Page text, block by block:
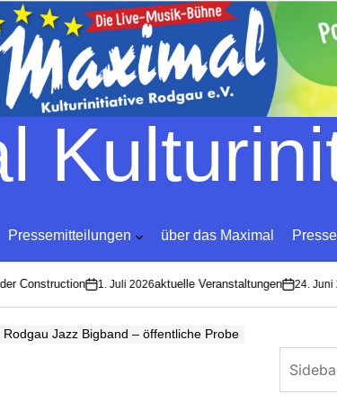
Skip
to
content
Pressemitteilungen über das Maximal
Constructionon
1. Juli 2026aktuelle Veranstaltungenon
24. Juni
Rodgau Jazz Bigband – öffentliche Probe